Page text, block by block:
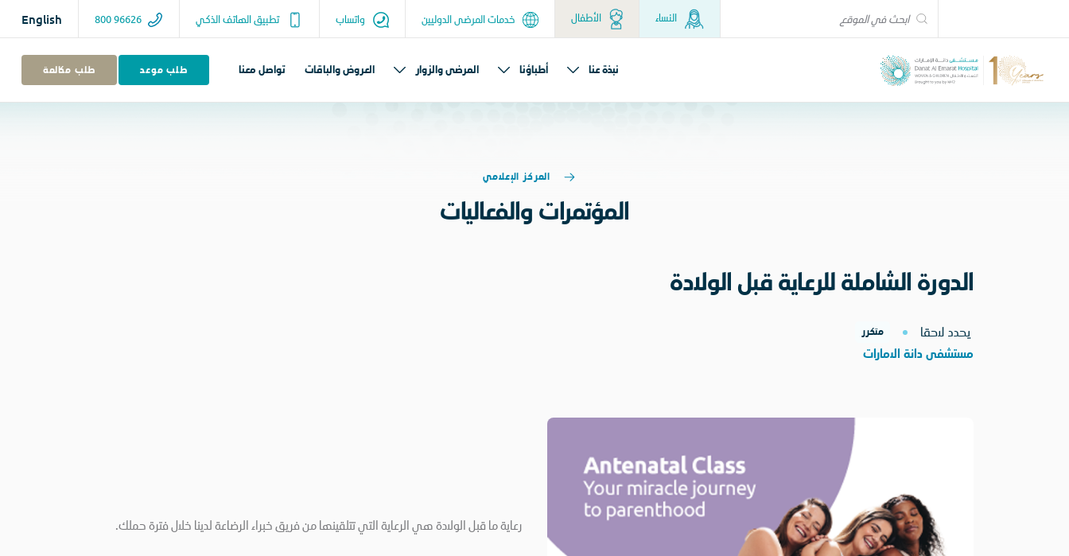
النساء الأطفال خدمات المرضى الدوليين واتساب تطبيق الهاتف الذكي 800 96626
English
نبذة عنا أطباؤنا المرضى والزوار العروض والباقات تواصل معنا طلب موعد طلب مكالمة
المركز الإعلامي
المؤتمرات والفعاليات
الدورة الشاملة للرعاية قبل الولادة
يحدد لاحقا متكرر
مستشفى دانة الامارات
رعاية ما قبل الولادة هي الرعاية التي تتلقينها من فريق خبراء الرضاعة لدينا خلال فترة حملك.